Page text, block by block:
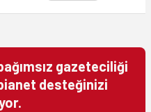
gazeteciliği
desteğinizi